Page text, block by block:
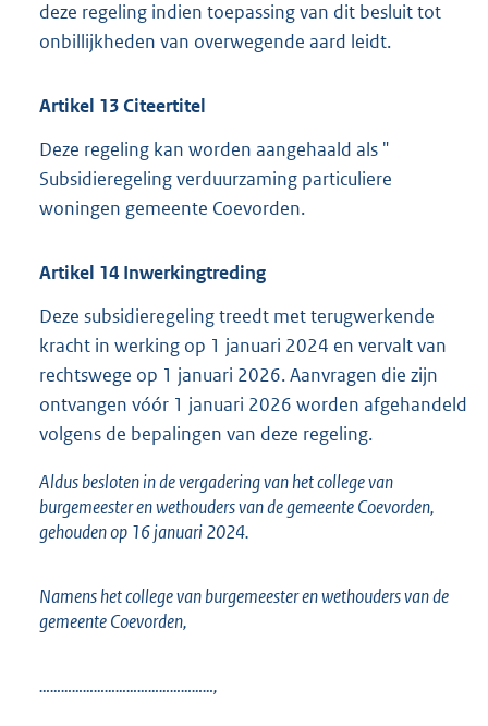
deze regeling indien toepassing van dit besluit tot
onbillijkheden van overwegende aard leidt.
Artikel 13Citeertitel
Deze regeling kan worden aangehaald als "
Subsidieregeling verduurzaming particuliere
woningen gemeente Coevorden.
Artikel 14 Inwerkingtreding
Deze subsidieregeling treedt met terugwerkende
kracht in werking op 1 januari 2024 en vervalt van
rechtswege op 1 januari 2026. Aanvragen die zijn
ontvangen vóór 1 januari 2026 worden afgehandeld
volgens de bepalingen van deze regeling.
Aldus besloten in de vergadering van het college van
burgemeester en wethouders van de gemeente Coevorden,
gehouden op 16 januari 2024.
Namens het college van burgemeester en wethouders van de
gemeente Coevorden,
…………………………………………,